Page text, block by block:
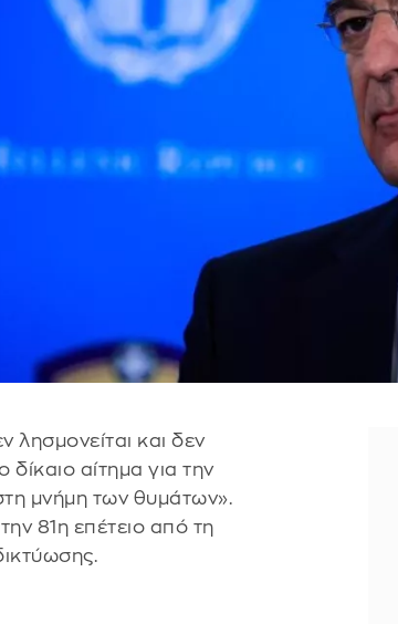
και δεν
αίτημα για την
μνήμη των θυμάτων».
81η επέτειο από τη